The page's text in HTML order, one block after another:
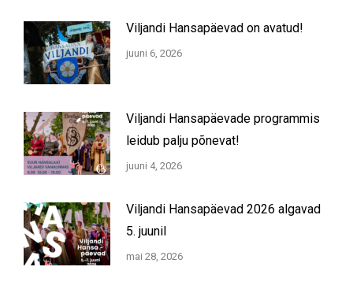
Viljandi Hansapäevad on avatud!
juuni 6, 2026
Viljandi Hansapäevade programmis
leidub palju põnevat!
juuni 4, 2026
Viljandi Hansapäevad 2026 algavad
5. juunil
mai 28, 2026